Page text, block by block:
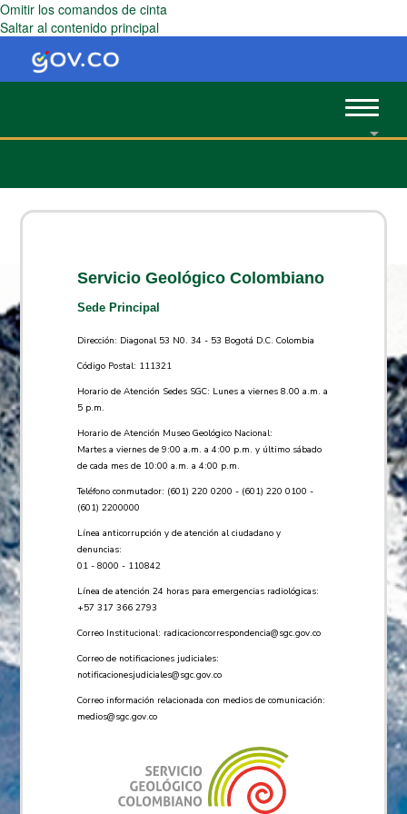
Omitir los comandos de cinta
Saltar al contenido principal
Toggle
Servicio Geológico Colombiano
Sede Principal
Dirección: Diagonal 53 N0. 34 - 53 Bogotá D.C. Colombia
Código Postal: 111321
Horario de Atención Sedes SGC: Lunes a viernes 8.00 a.m. a
5 p.m.
Horario de Atención Museo Geológico Nacional:
Martes a viernes de 9:00 a.m. a 4:00 p.m. y último sábado
de cada mes de 10:00 a.m. a 4:00 p.m.
Teléfono conmutador: (601) 220 0200 - (601) 220 0100 -
(601) 2200000
Línea anticorrupción y de atención al ciudadano y
denuncias:
01 - 8000 - 110842
Línea de atención 24 horas para emergencias radiológicas:
+57 ​317 366 2793
Correo Institucional: radicacioncorrespondencia@sgc.gov.co
Correo de notificaciones judiciales:
notificacionesjudiciales@sgc.gov.co
Correo información relacionada con medios de comunicación:
medios@sgc.gov.co